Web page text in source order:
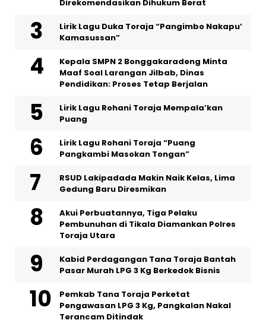
Direkomendasikan Dihukum Berat
Lirik Lagu Duka Toraja “Pangimbo Nakapu’
Kamasussan”
Kepala SMPN 2 Bonggakaradeng Minta
Maaf Soal Larangan Jilbab, Dinas
Pendidikan: Proses Tetap Berjalan
Lirik Lagu Rohani Toraja Mempala’kan
Puang
Lirik Lagu Rohani Toraja “Puang
Pangkambi Masokan Tongan”
RSUD Lakipadada Makin Naik Kelas, Lima
Gedung Baru Diresmikan
Akui Perbuatannya, Tiga Pelaku
Pembunuhan di Tikala Diamankan Polres
Toraja Utara
Kabid Perdagangan Tana Toraja Bantah
Pasar Murah LPG 3 Kg Berkedok Bisnis
Pemkab Tana Toraja Perketat
Pengawasan LPG 3 Kg, Pangkalan Nakal
Terancam Ditindak